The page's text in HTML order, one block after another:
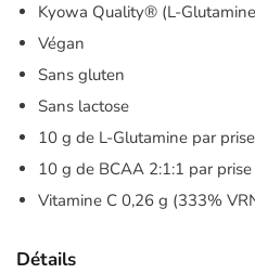
Kyowa Quality® (L-
Végan
Sans gluten
Sans lactose
10 g de L-Glutamine par
10 g de BCAA 2:1:1 par
Vitamine C 0,26 g (333%
Détails